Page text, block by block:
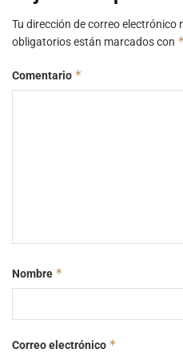
Tu dirección de correo electrónico
obligatorios están marcados con *
Comentario *
Nombre *
Correo electrónico *